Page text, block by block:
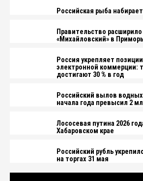
Российская рыба
Правительство
«Михайловский» в
Россия укрепляет
электронной коммерции:
достигают 30 % в год
Российский вылов
начала года превысил 2
Лососевая путина 2026
Хабаровском крае
Российский рубль
на торгах 31 мая